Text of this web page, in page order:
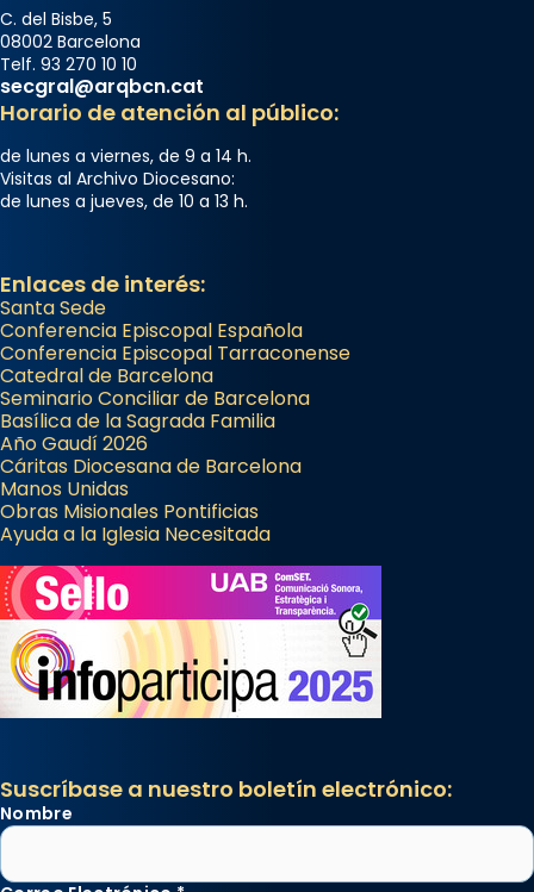
C. del Bisbe, 5
08002 Barcelona
Telf. 93 270 10 10
secgral@arqbcn.cat
Horario de atención al público:
de lunes a viernes, de 9 a 14 h.
Visitas al Archivo Diocesano:
de lunes a jueves, de 10 a 13 h.
Enlaces de interés:
Santa Sede
Conferencia Episcopal Española
Conferencia Episcopal Tarraconense
Catedral de Barcelona
Seminario Conciliar de Barcelona
Basílica de la Sagrada Familia
Año Gaudí 2026
Cáritas Diocesana de Barcelona
Manos Unidas
Obras Misionales Pontificias
Ayuda a la Iglesia Necesitada
Suscríbase a nuestro boletín electrónico:
Nombre